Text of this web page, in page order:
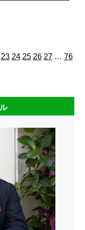
23 24 25 26 27 … 76